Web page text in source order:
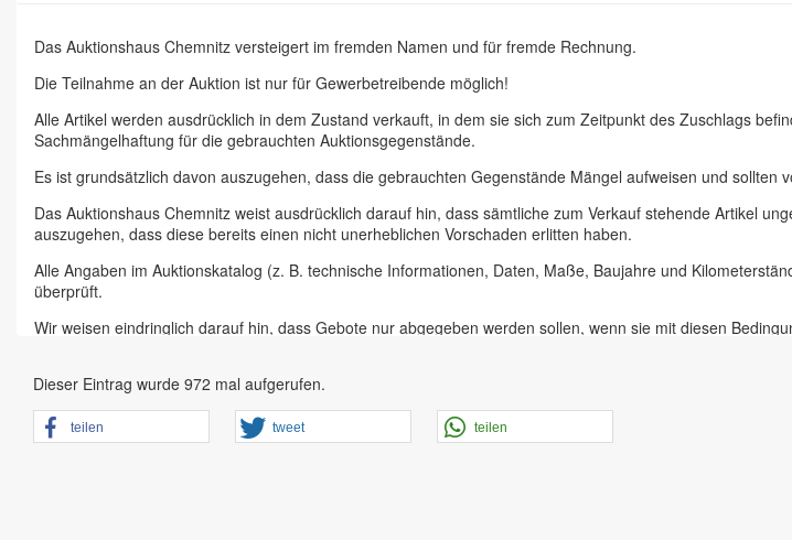
Das Auktionshaus Chemnitz versteigert im fremden Namen und für fremde Rechnung.
Die Teilnahme an der Auktion ist nur für Gewerbetreibende möglich!
Alle Artikel werden ausdrücklich in dem Zustand verkauft, in dem sie sich zum Zeitpunkt des Zuschlags
Sachmängelhaftung für die gebrauchten Auktionsgegenstände.
Es ist grundsätzlich davon auszugehen, dass die gebrauchten Gegenstände Mängel aufweisen und sollten
Das Auktionshaus Chemnitz weist ausdrücklich darauf hin, dass sämtliche zum Verkauf stehende Artikel
auszugehen, dass diese bereits einen nicht unerheblichen Vorschaden erlitten haben.
Alle Angaben im Auktionskatalog (z. B. technische Informationen, Daten, Maße, Baujahre und
überprüft.
Wir weisen eindringlich darauf hin, dass Gebote nur abgegeben werden sollen, wenn sie mit diesen
Online Bieter, Bieter bei Vor-Ort-Versteigerungen direkt beim Einlieferer oder bei Insolvenzversteigerungen.
Sämtliche Neueingänge werden sofort online gestellt. Sobald ein Artikel online gestellt ist haben sie die
vorheriger Anmeldung zu besichtigen.
Dieser Eintrag wurde 972 mal aufgerufen.
teilen tweet teilen